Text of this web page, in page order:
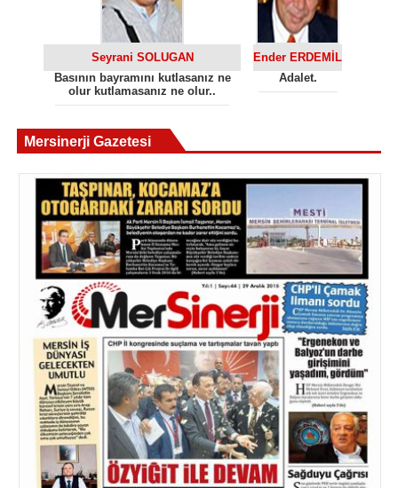
Seyrani SOLUGAN
Basının bayramını kutlasanız ne
olur kutlamasanız ne olur..
Ender ERDEMİL
Adalet.
Mersinerji Gazetesi